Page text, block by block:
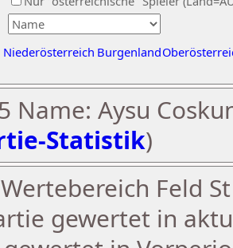
Niederösterreich Burgenland
Name: Aysu
Statistik)
Wertebereich Feld
gewertet in